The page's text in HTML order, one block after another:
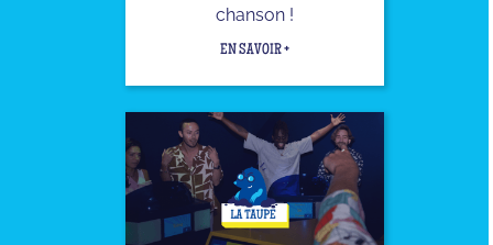
chanson !
EN SAVOIR +